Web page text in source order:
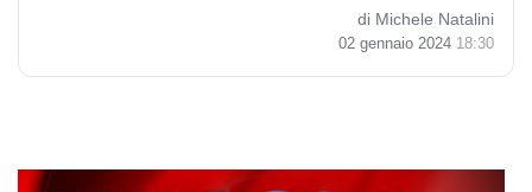
di Michele Natalini
02 gennaio 2024 18:30